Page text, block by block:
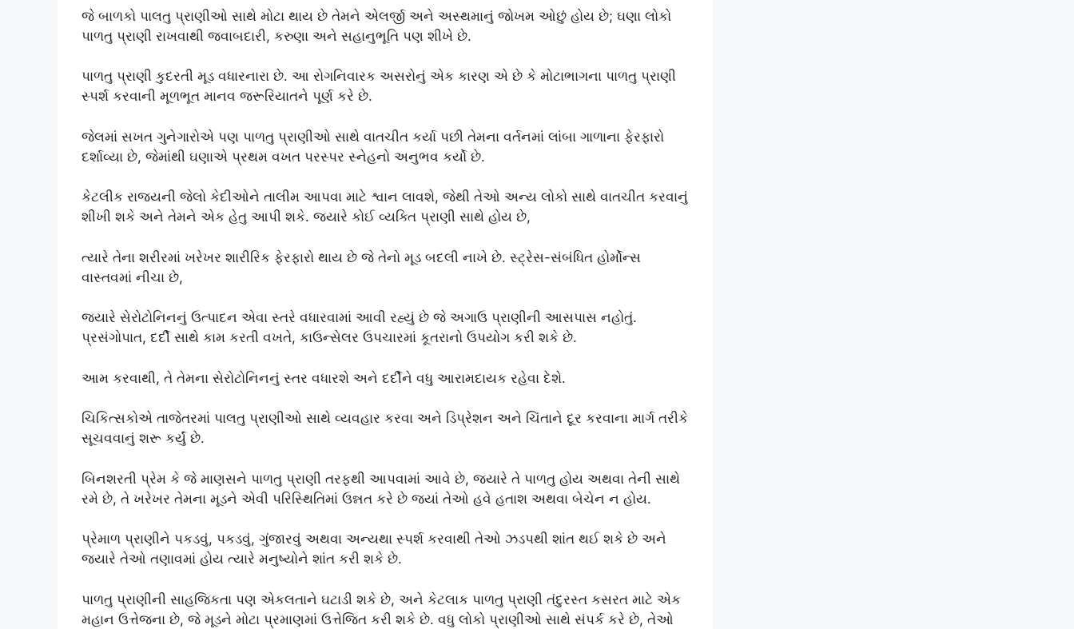
જે બાળકો પાલતુ પ્રાણીઓ સાથે મોટા થાય છે તેમને એલર્જી અને અસ્થમાનું જોખમ ઓછું હોય છે; ઘણા લોકો
પાળતુ પ્રાણી રાખવાથી જવાબદારી, કરુણા અને સહાનુભૂતિ પણ શીખે છે.
પાળતુ પ્રાણી કુદરતી મૂડ વધારનારા છે. આ રોગનિવારક અસરોનું એક કારણ એ છે કે મોટાભાગના પાળતુ પ્રાણી
સ્પર્શ કરવાની મૂળભૂત માનવ જરૂરિયાતને પૂર્ણ કરે છે.
જેલમાં સખત ગુનેગારોએ પણ પાળતુ પ્રાણીઓ સાથે વાતચીત કર્યા પછી તેમના વર્તનમાં લાંબા ગાળાના ફેરફારો
દર્શાવ્યા છે, જેમાંથી ઘણાએ પ્રથમ વખત પરસ્પર સ્નેહનો અનુભવ કર્યો છે.
કેટલીક રાજ્યની જેલો કેદીઓને તાલીમ આપવા માટે શ્વાન લાવશે, જેથી તેઓ અન્ય લોકો સાથે વાતચીત કરવાનું
શીખી શકે અને તેમને એક હેતુ આપી શકે. જ્યારે કોઈ વ્યક્તિ પ્રાણી સાથે હોય છે,
ત્યારે તેના શરીરમાં ખરેખર શારીરિક ફેરફારો થાય છે જે તેનો મૂડ બદલી નાખે છે. સ્ટ્રેસ-સંબંધિત હોર્મોન્સ
વાસ્તવમાં નીચા છે,
જ્યારે સેરોટોનિનનું ઉત્પાદન એવા સ્તરે વધારવામાં આવી રહ્યું છે જે અગાઉ પ્રાણીની આસપાસ નહોતું.
પ્રસંગોપાત, દર્દી સાથે કામ કરતી વખતે, કાઉન્સેલર ઉપચારમાં કૂતરાનો ઉપયોગ કરી શકે છે.
આમ કરવાથી, તે તેમના સેરોટોનિનનું સ્તર વધારશે અને દર્દીને વધુ આરામદાયક રહેવા દેશે.
ચિકિત્સકોએ તાજેતરમાં પાલતુ પ્રાણીઓ સાથે વ્યવહાર કરવા અને ડિપ્રેશન અને ચિંતાને દૂર કરવાના માર્ગ તરીકે
સૂચવવાનું શરૂ કર્યું છે.
બિનશરતી પ્રેમ કે જે માણસને પાળતુ પ્રાણી તરફથી આપવામાં આવે છે, જ્યારે તે પાળતુ હોય અથવા તેની સાથે
રમે છે, તે ખરેખર તેમના મૂડને એવી પરિસ્થિતિમાં ઉન્નત કરે છે જ્યાં તેઓ હવે હતાશ અથવા બેચેન ન હોય.
પ્રેમાળ પ્રાણીને પકડવું, પકડવું, ગુંજારવું અથવા અન્યથા સ્પર્શ કરવાથી તેઓ ઝડપથી શાંત થઈ શકે છે અને
જ્યારે તેઓ તણાવમાં હોય ત્યારે મનુષ્યોને શાંત કરી શકે છે.
પાળતુ પ્રાણીની સાહજિકતા પણ એકલતાને ઘટાડી શકે છે, અને કેટલાક પાળતુ પ્રાણી તંદુરસ્ત કસરત માટે એક
મહાન ઉત્તેજના છે, જે મૂડને મોટા પ્રમાણમાં ઉત્તેજિત કરી શકે છે. વધુ લોકો પ્રાણીઓ સાથે સંપર્ક કરે છે, તેઓ